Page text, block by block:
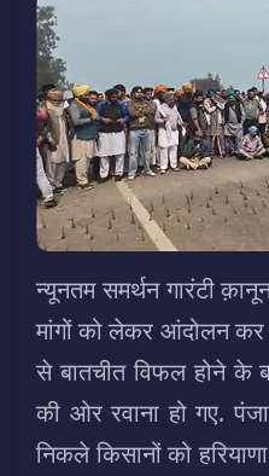
न्यूनतम समर्थन गारंटी
मांगों को लेकर आंदोलन
से बातचीत विफल होने के
की ओर रवाना हो गए.
निकले किसानों को